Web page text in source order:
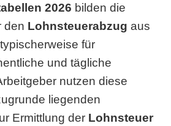
2026 bilden die
den Lohnsteuerabzug aus
für
und tägliche
nutzen diese
liegenden
Ermittlung der Lohnsteuer